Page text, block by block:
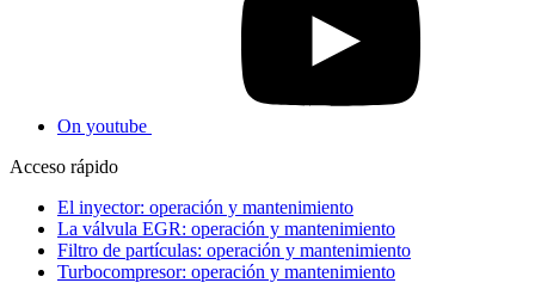
On youtube
Acceso rápido
El inyector: operación y mantenimiento
La válvula EGR: operación y mantenimiento
Filtro de partículas: operación y mantenimiento
Turbocompresor: operación y mantenimiento